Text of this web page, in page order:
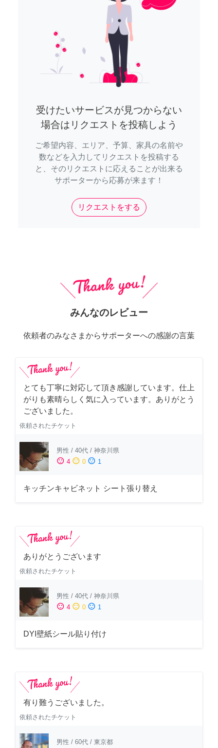
受けたいサービスが見つからない
場合はリクエストを投稿しよう
ご希望内容、エリア、予算、家具の名前や
数などを入力してリクエストを投稿する
と、そのリクエストに応えることが出来る
サポーターから応募が来ます！
リクエストをする
みんなのレビュー
依頼者のみなさまからサポーターへの感謝の言葉
とても丁寧に対応して頂き感謝しています。仕上
がりも素晴らしく気に入っています。ありがとう
ございました。
依頼されたチケット
男性 / 40代 / 神奈川県
sentiment_satisfied 4 sentiment_neutral 0 sentiment_dissatisfied 1
キッチンキャビネット シート張り替え
ありがとうございます
依頼されたチケット
男性 / 40代 / 神奈川県
sentiment_satisfied 4 sentiment_neutral 0 sentiment_dissatisfied 1
DYI壁紙シール貼り付け
有り難うございました。
依頼されたチケット
男性 / 60代 / 東京都